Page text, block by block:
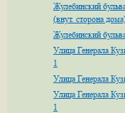
Жулебинский
(внут. сторона
Жулебинский
Улица Генерала
1
Улица Генерала
Улица Генерала
1